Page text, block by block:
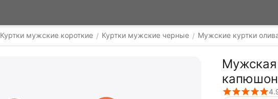
Куртки мужские короткие / Куртки мужские черные / Мужские куртки
Мужская